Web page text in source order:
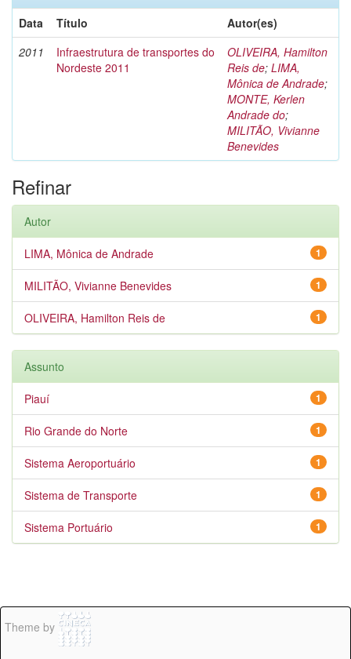
Data
Título
Autor(es)
2011
Infraestrutura de transportes do
Nordeste 2011
OLIVEIRA, Hamilton
Reis de; LIMA,
Mônica de Andrade;
MONTE, Kerlen
Andrade do;
MILITÃO, Vivianne
Benevides
Refinar
Autor
1
LIMA, Mônica de Andrade
1
MILITÃO, Vivianne Benevides
1
OLIVEIRA, Hamilton Reis de
Assunto
1
Piauí
1
Rio Grande do Norte
1
Sistema Aeroportuário
1
Sistema de Transporte
1
Sistema Portuário
Theme by